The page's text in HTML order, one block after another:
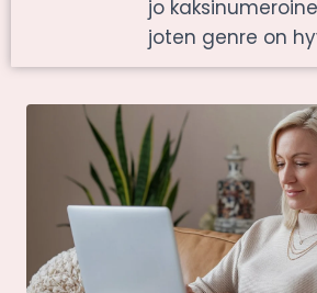
jo
joten genre on